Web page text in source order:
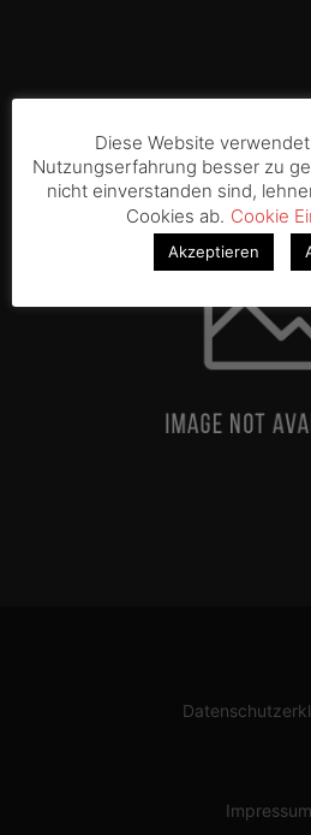
Impressum
Diese Website
Nutzungserfahrung besser zu
nicht einverstanden sind,
Cookies ab. Cookie
Akzeptieren